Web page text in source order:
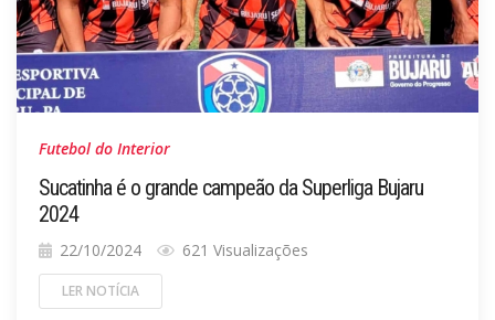
Futebol do Interior
Sucatinha é o grande campeão da Superliga Bujaru
2024
22/10/2024 621 Visualizações
LER NOTÍCIA